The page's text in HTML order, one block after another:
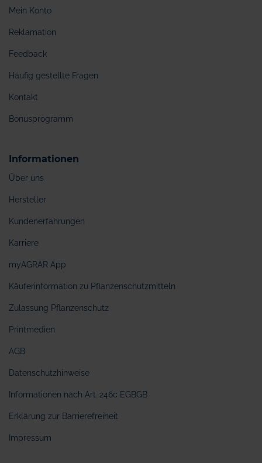
Mein Konto
Reklamation
Feedback
Häufig gestellte Fragen
Kontakt
Bonusprogramm
Informationen
Über uns
Hersteller
Kundenerfahrungen
Karriere
myAGRAR App
Käuferinformation zu Pflanzenschutzmitteln
Zulassung Pflanzenschutz
Printmedien
AGB
Datenschutzhinweise
Informationen nach Art. 246c EGBGB
Erklärung zur Barrierefreiheit
Impressum